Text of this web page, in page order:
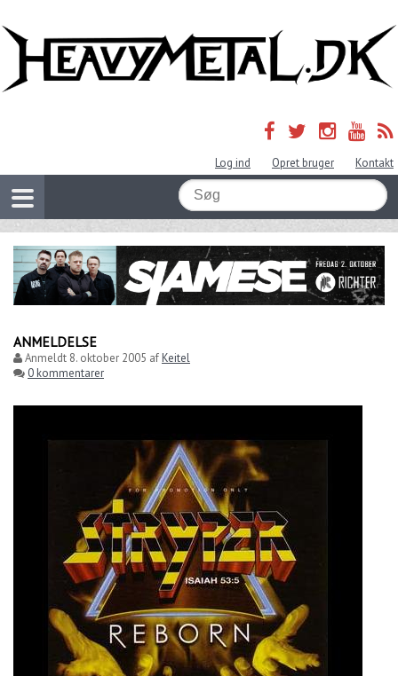
Log ind Opret bruger Kontakt
ANMELDELSE
Anmeldt 8. oktober 2005 afKeitel
0 kommentarer